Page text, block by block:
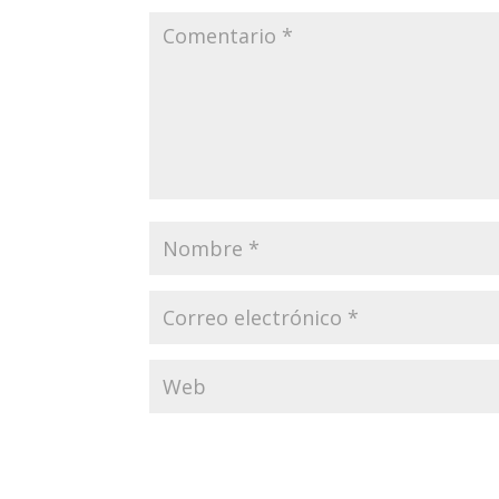
Tu dirección de correo electrónico no será